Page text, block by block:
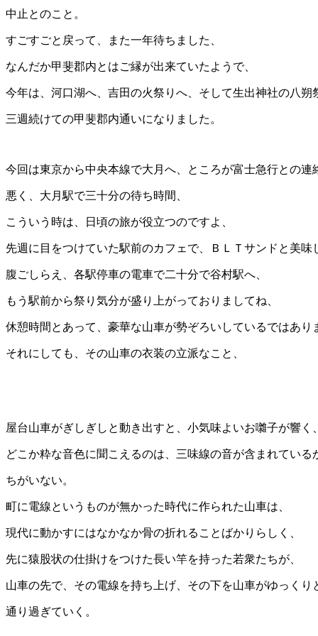
中止とのこと。
すごすごと戻って、また一年待ちました、
なんだか甲斐郡内とはご縁が出来ていたようで、
今年は、河口湖へ、吉田の火祭りへ、そして生出神社の八朔
三週続けての甲斐郡内通いになりました。
今回は東京から中央本線で大月へ、ところが富士急行との連
悪く、大月駅で三十分の待ち時間、
こういう時は、日頃の旅が役立つのですよ、
先週に目をつけていた駅前のカフェで、ＢＬＴサンドと美味
腹ごしらえ、各駅停車の電車で二十分で谷村駅へ、
もう駅前から祭り気分が盛り上がっておりましてね、
休憩時間とあって、豪華な山車が勢ぞろいしているではあり
それにしても、その山車の衣装の立派なこと、
屋台山車がぎしぎしと動き出すと、小気味よいお囃子が響く、
どこか粋な音色に聞こえるのは、三味線の音が含まれている
ちがいない。
町に電線というものが無かった時代に作られた山車は、
現代に動かすにはなかなか骨の折れることばかりらしく、
先に猿股状の仕掛けをつけた長い竿を持った若衆たちが、
山車の先で、その電線を持ち上げ、その下を山車がゆっくり
通り過ぎていく。